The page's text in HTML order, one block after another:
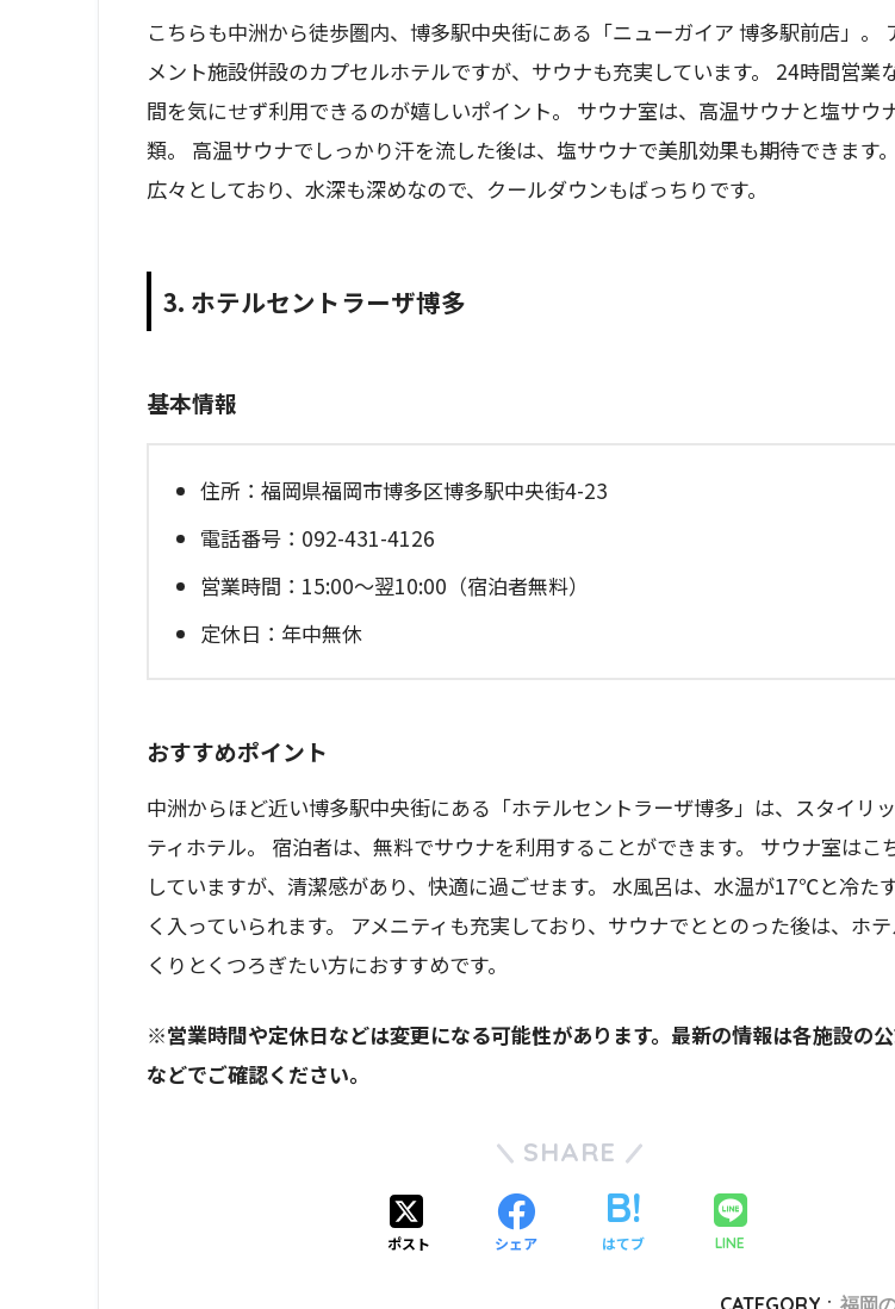
こちらも中洲から徒歩圏内、博多駅中央街にある「ニューガイア 博多駅前店」。
メント施設併設のカプセルホテルですが、サウナも充実しています。 24時間営業
間を気にせず利用できるのが嬉しいポイント。 サウナ室は、高温サウナと塩サウ
類。 高温サウナでしっかり汗を流した後は、塩サウナで美肌効果も期待できます
広々としており、水深も深めなので、クールダウンもばっちりです。
3. ホテルセントラーザ博多
基本情報
住所：福岡県福岡市博多区博多駅中央街4-23
電話番号：092-431-4126
営業時間：15:00～翌10:00（宿泊者無料）
定休日：年中無休
おすすめポイント
中洲からほど近い博多駅中央街にある「ホテルセントラーザ博多」は、スタイリ
ティホテル。 宿泊者は、無料でサウナを利用することができます。 サウナ室はこ
していますが、清潔感があり、快適に過ごせます。 水風呂は、水温が17℃と冷た
く入っていられます。 アメニティも充実しており、サウナでととのった後は、ホ
くりとくつろぎたい方におすすめです。
※営業時間や定休日などは変更になる可能性があります。最新の情報は各施設の
などでご確認ください。
SHARE
ポスト シェア はてブ LINE